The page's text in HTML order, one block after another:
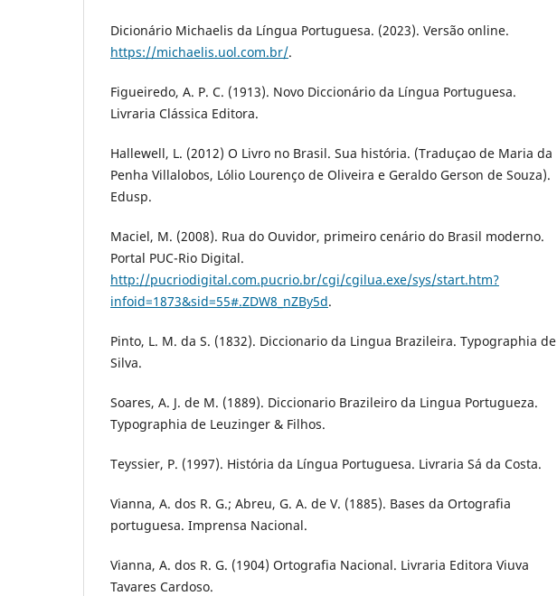
Dicionário Michaelis da Língua Portuguesa. (2023). Versão online.
https://michaelis.uol.com.br/.
Figueiredo, A. P. C. (1913). Novo Diccionário da Língua Portuguesa.
Livraria Clássica Editora.
Hallewell, L. (2012) O Livro no Brasil. Sua história. (Traduçao de Maria da
Penha Villalobos, Lólio Lourenço de Oliveira e Geraldo Gerson de Souza).
Edusp.
Maciel, M. (2008). Rua do Ouvidor, primeiro cenário do Brasil moderno.
Portal PUC-Rio Digital.
http://pucriodigital.com.pucrio.br/cgi/cgilua.exe/sys/start.htm?
infoid=1873&sid=55#.ZDW8_nZBy5d.
Pinto, L. M. da S. (1832). Diccionario da Lingua Brazileira. Typographia de
Silva.
Soares, A. J. de M. (1889). Diccionario Brazileiro da Lingua Portugueza.
Typographia de Leuzinger & Filhos.
Teyssier, P. (1997). História da Língua Portuguesa. Livraria Sá da Costa.
Vianna, A. dos R. G.; Abreu, G. A. de V. (1885). Bases da Ortografia
portuguesa. Imprensa Nacional.
Vianna, A. dos R. G. (1904) Ortografia Nacional. Livraria Editora Viuva
Tavares Cardoso.